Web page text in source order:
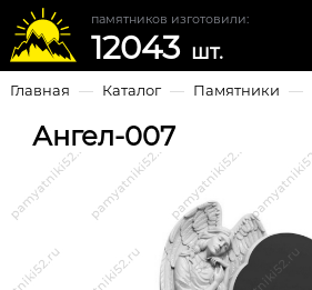
памятников изготовили:
12043 шт.
Главная — Каталог — Памятники —
Ангел-007